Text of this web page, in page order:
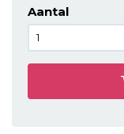
Aantal